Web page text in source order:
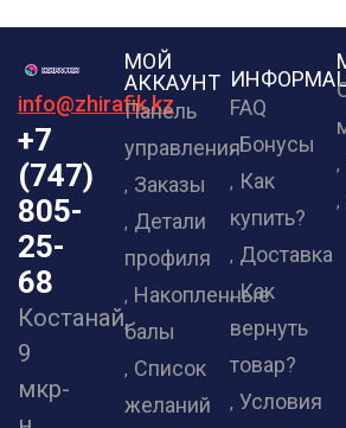
info@zhirafik.kz
+7
(747)
805-
25-
68
Костанай,
9
мкр-
МОЙ
АККАУНТ
Панель
управления
Заказы
Детали
профиля
Накопленные
балы
Список
желаний
FAQ
Бонусы
Как
купить?
Доставка
Как
вернуть
товар?
Условия